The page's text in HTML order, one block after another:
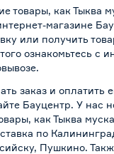
товары, как Тыква
магазине
или получить
ознакомьтесь с
.
заказ и оплатить
Бауцентр. У нас
как Тыква
по
Пушкино.